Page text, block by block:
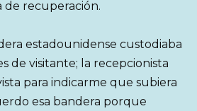
de recuperación.
estadounidense custodiaba
de visitante; la recepcionista
para indicarme que subiera
esa bandera porque